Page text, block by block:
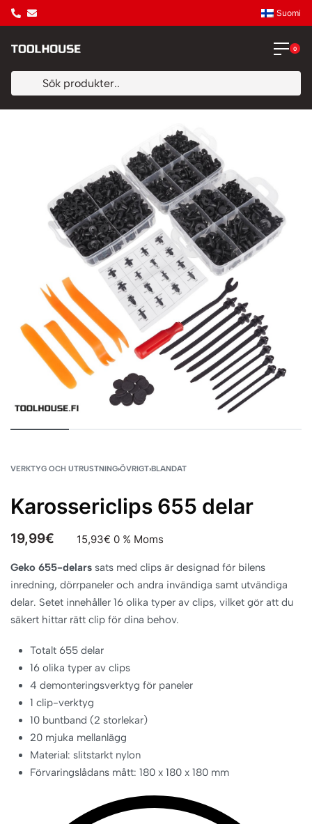
Suomi
0
VERKTYG OCH UTRUSTNING›ÖVRIGT›BLANDAT
Karossericlips 655 delar
19,99€ 15,93€ 0 % Moms
Geko 655-delars sats med clips är designad för bilens
inredning, dörrpaneler och andra invändiga samt utvändiga
delar. Setet innehåller 16 olika typer av clips, vilket gör att du
säkert hittar rätt clip för dina behov.
Totalt 655 delar
16 olika typer av clips
4 demonteringsverktyg för paneler
1 clip-verktyg
10 buntband (2 storlekar)
20 mjuka mellanlägg
Material: slitstarkt nylon
Förvaringslådans mått: 180 x 180 x 180 mm